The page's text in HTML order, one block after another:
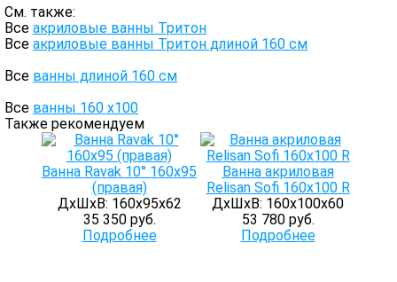
См. также:
Все акриловые ванны Тритон
Все акриловые ванны Тритон длиной 160 см
Все ванны длиной 160 см
Все ванны 160 х100
Также рекомендуем
Ванна Ravak 10° 160х95
(правая)
ДхШхВ: 160х95х62
35 350 руб.
Подробнее
Ванна акриловая
Relisan Sofi 160x100 R
ДхШхВ: 160х100х60
53 780 руб.
Подробнее